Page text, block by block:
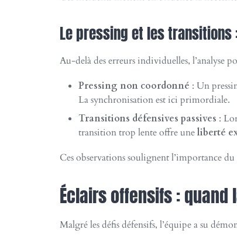
Le pressing et les transitions
Au-delà des erreurs individuelles, l’analyse
Pressing non coordonné : Un
La synchronisation est ici primordiale.
Transitions défensives passives :
transition trop lente offre uneliberté
Ces observations soulignent l’importance
Éclairs offensifs :
Malgré les défis défensifs, l’équipe a su